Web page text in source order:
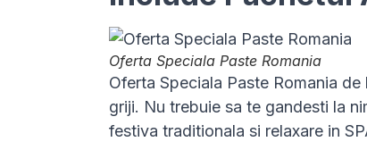
Oferta Speciala Paste Romania
Oferta Speciala Paste Romania
griji. Nu trebuie sa te gandesti la
festiva traditionala si relaxare in